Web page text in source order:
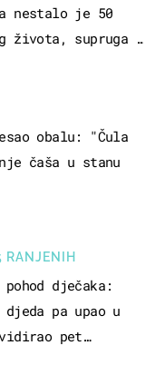
nestalo je 50
života, supruga i
obalu: "Čula
čaša u stanu
RANJENIH
pohod dječaka:
pa upao u
pet